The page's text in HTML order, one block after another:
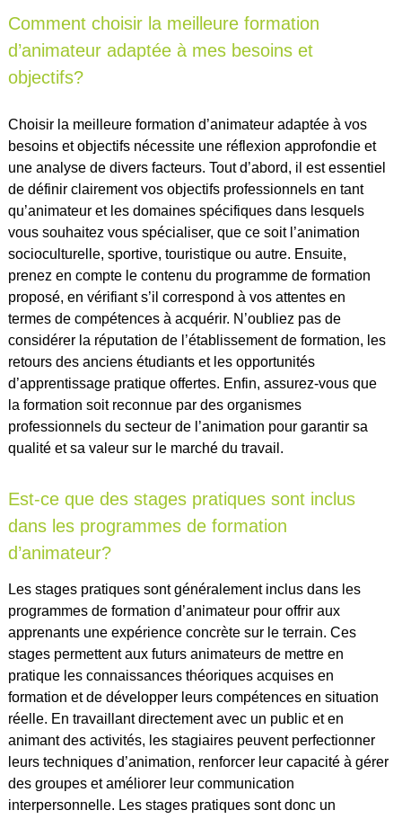
Comment choisir la meilleure formation
d’animateur adaptée à mes besoins et
objectifs?
Choisir la meilleure formation d’animateur adaptée à vos
besoins et objectifs nécessite une réflexion approfondie et
une analyse de divers facteurs. Tout d’abord, il est essentiel
de définir clairement vos objectifs professionnels en tant
qu’animateur et les domaines spécifiques dans lesquels
vous souhaitez vous spécialiser, que ce soit l’animation
socioculturelle, sportive, touristique ou autre. Ensuite,
prenez en compte le contenu du programme de formation
proposé, en vérifiant s’il correspond à vos attentes en
termes de compétences à acquérir. N’oubliez pas de
considérer la réputation de l’établissement de formation, les
retours des anciens étudiants et les opportunités
d’apprentissage pratique offertes. Enfin, assurez-vous que
la formation soit reconnue par des organismes
professionnels du secteur de l’animation pour garantir sa
qualité et sa valeur sur le marché du travail.
Est-ce que des stages pratiques sont inclus
dans les programmes de formation
d’animateur?
Les stages pratiques sont généralement inclus dans les
programmes de formation d’animateur pour offrir aux
apprenants une expérience concrète sur le terrain. Ces
stages permettent aux futurs animateurs de mettre en
pratique les connaissances théoriques acquises en
formation et de développer leurs compétences en situation
réelle. En travaillant directement avec un public et en
animant des activités, les stagiaires peuvent perfectionner
leurs techniques d’animation, renforcer leur capacité à gérer
des groupes et améliorer leur communication
interpersonnelle. Les stages pratiques sont donc un